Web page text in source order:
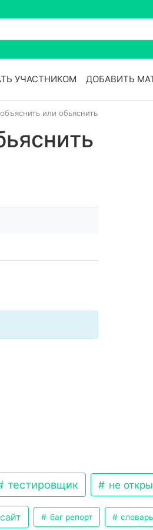
УЧАСТНИКОМ ДОБАВИТЬ
или обьяснить
тестировщик не
баг репорт